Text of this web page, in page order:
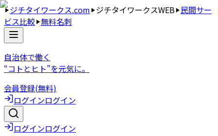
ジチタイワークス.com ジチタイワークスWEB 民間サー
ビス比較 無料名刺
自治体で働く
“コトとヒト”を元気に。
会員登録(無料)
ログインログイン
ログインログイン